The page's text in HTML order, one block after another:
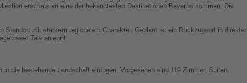
erstmals an eine der bekanntesten Destinationen Bayerns kommen. Die
mit starkem regionalem Charakter. Geplant ist ein Rückzugsort in direkter
Tals anlehnt.
die bestehende Landschaft einfügen. Vorgesehen sind 119 Zimmer, Suiten,